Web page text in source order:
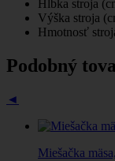
Hĺbka stroja
Výška stroja
Hmotnosť
Podobný
◄
Miešačka